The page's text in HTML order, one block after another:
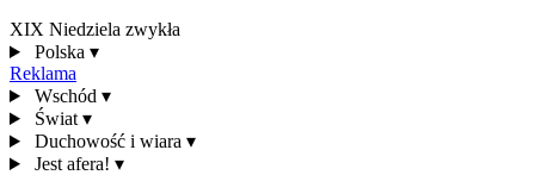
XIX Niedziela zwykła
Polska ▾
Reklama
Wschód ▾
Świat ▾
Duchowość i wiara ▾
Jest afera! ▾